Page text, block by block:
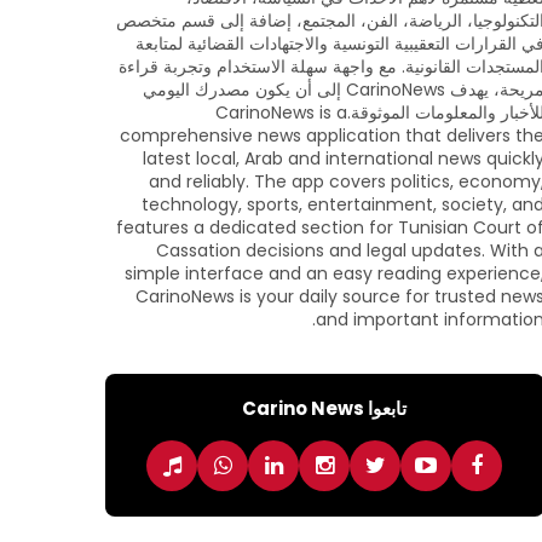
التكنولوجيا، الرياضة، الفن، المجتمع، إضافة إلى قسم متخصص
في القرارات التعقيبية التونسية والاجتهادات القضائية لمتابعة
المستجدات القانونية. مع واجهة سهلة الاستخدام وتجربة قراءة
مريحة، يهدف CarinoNews إلى أن يكون مصدرك اليومي
للأخبار والمعلومات الموثوقة.CarinoNews is a
comprehensive news application that delivers the
latest local, Arab and international news
and reliably. The app covers politics,
technology, sports, entertainment, society, and
features a dedicated section for Tunisian Court of
Cassation decisions and legal updates. With a
simple interface and an easy reading
CarinoNews is your daily source for trusted news
and important information.
تابعوا Carino News